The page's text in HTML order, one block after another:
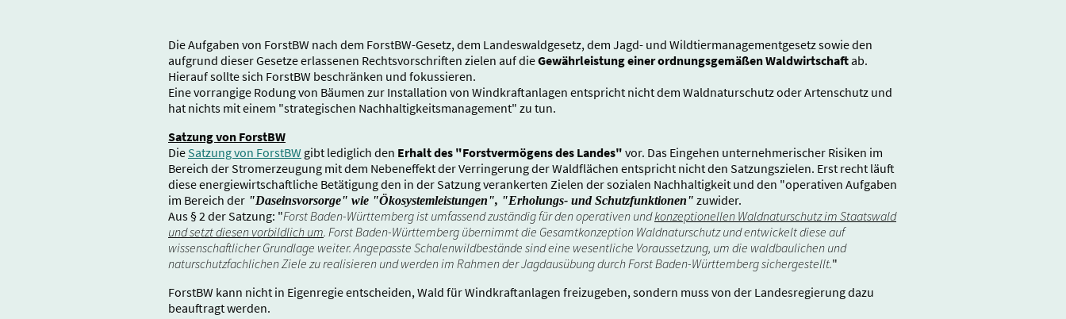
Die Aufgaben von ForstBW nach dem ForstBW-Gesetz, dem Landeswaldgesetz, dem Jagd- und Wildtiermanagementgesetz sowie den
aufgrund dieser Gesetze erlassenen Rechtsvorschriften zielen auf dieGewährleistung einer ordnungsgemäßen Waldwirtschaftab.
Hierauf sollte sich ForstBW beschränken und fokussieren.
Eine vorrangige Rodung von Bäumen zur Installation von Windkraftanlagen entspricht nicht dem Waldnaturschutz oder Artenschutz und
hat nichts mit einem "strategischen Nachhaltigkeitsmanagement" zu tun.
Satzung von ForstBW
Die Satzung von ForstBW gibt lediglich den Erhalt des "Forstvermögens des Landes" vor. Das Eingehen unternehmerischer Risiken im
Bereich der Stromerzeugung mit dem Nebeneffekt der Verringerung der Waldflächen entspricht nicht den Satzungszielen. Erst recht läuft
diese energiewirtschaftliche Betätigung den in der Satzung verankerten Zielen der sozialen Nachhaltigkeit und den "operativen Aufgaben
im Bereich der "Daseinsvorsorge" wie "Ökosystemleistungen", "Erholungs- und Schutzfunktionen" zuwider.
Aus § 2 der Satzung: "Forst Baden-Württemberg ist umfassend zuständig für den operativen undkonzeptionellen Waldnaturschutz im Staatswald
und setzt diesen vorbildlich um. Forst Baden-Württemberg übernimmt die Gesamtkonzeption Waldnaturschutz und entwickelt diese auf
wissenschaftlicher Grundlage weiter. Angepasste Schalenwildbestände sind eine wesentliche Voraussetzung, um die waldbaulichen und
naturschutzfachlichen Ziele zu realisieren und werden im Rahmen der Jagdausübung durch Forst Baden-Württemberg sichergestellt."
ForstBW kann nicht in Eigenregie entscheiden, Wald für Windkraftanlagen freizugeben, sondern muss von der Landesregierung dazu
beauftragt werden.